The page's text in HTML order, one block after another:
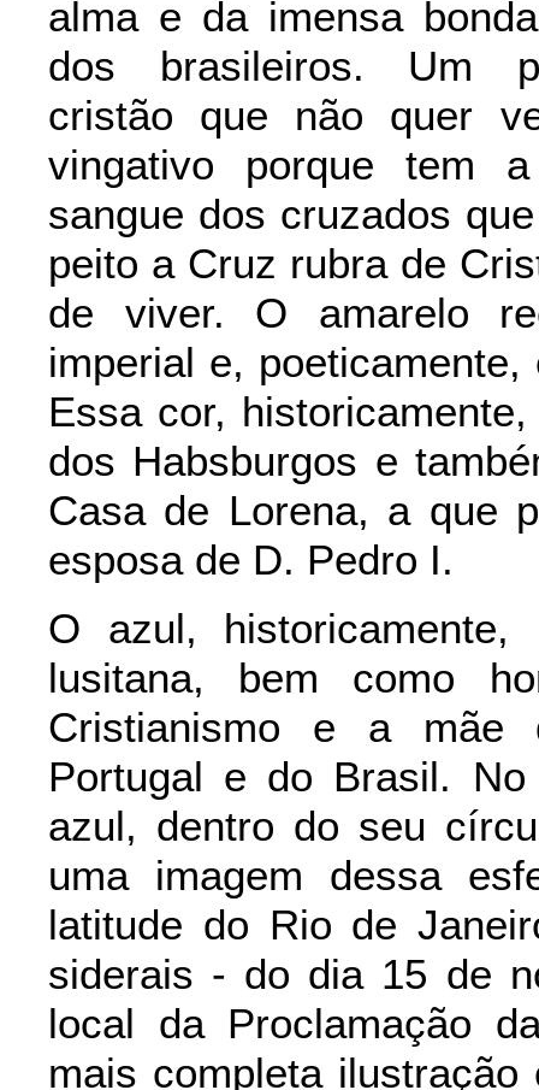
alma e da imensa
dos brasileiros. Um
cristão que não quer
vingativo porque tem
sangue dos cruzados
peito a Cruz rubra de
de viver. O amarelo
imperial e,
Essa cor,
dos Habsburgos e
Casa de Lorena, a que
esposa de D. Pedro I.
O azul, historicamente,
lusitana, bem como
Cristianismo e a mãe
Portugal e do Brasil.
azul, dentro do seu
uma imagem dessa
latitude do Rio de
siderais - do dia 15 de
local da Proclamação
mais completa